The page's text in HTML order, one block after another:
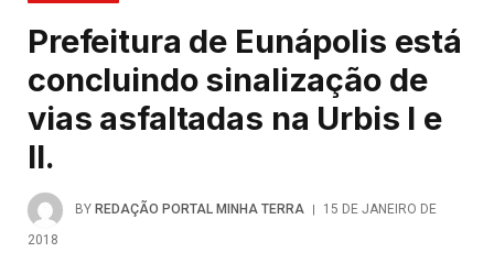
Prefeitura de Eunápolis está
concluindo sinalização de
vias asfaltadas na Urbis I e
II.
BY REDAÇÃO PORTAL MINHA TERRA
15 DE JANEIRO DE
2018